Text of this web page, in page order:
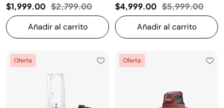
$1,999.00 Precio reducido de
$2,799.00a
Añadir al carrito
$4,999.00 Precio
$5,999.00a
Añadir al carrito
Oferta Oferta